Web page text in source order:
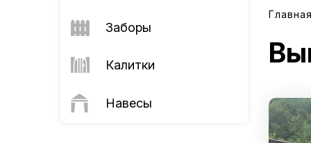
Заборы
Калитки
Навесы